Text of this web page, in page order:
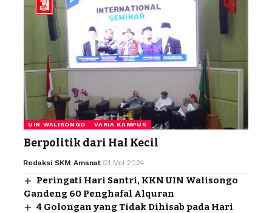
UIN WALISONGO VARIA KAMPUS
Berpolitik dari Hal Kecil
Redaksi SKM Amanat 21 Mei 2024
Peringati Hari Santri, KKN UIN Walisongo
Gandeng 60 Penghafal Alquran
4 Golongan yang Tidak Dihisab pada Hari